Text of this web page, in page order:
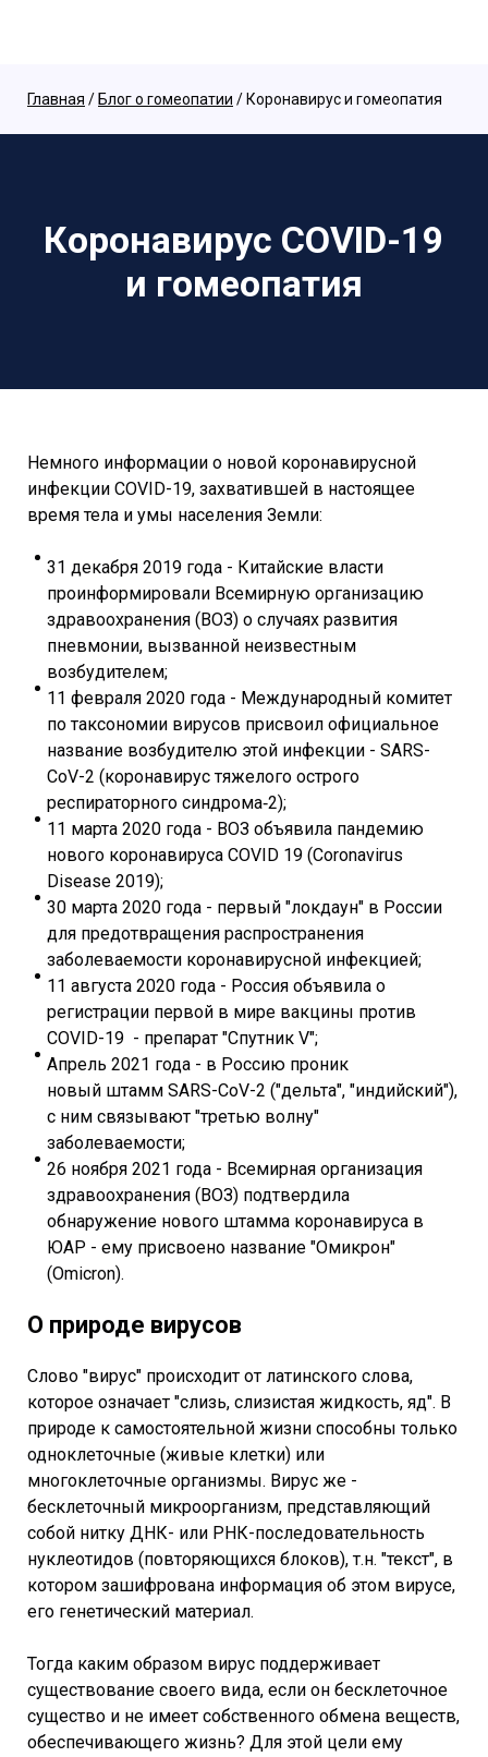
Главная / Блог о гомеопатии / Коронавирус и гомеопатия
Коронавирус COVID-19
и гомеопатия
Немного информации о новой коронавирусной
инфекции COVID-19, захватившей в настоящее
время тела и умы населения Земли:
31 декабря 2019 года - Китайские власти
проинформировали Всемирную организацию
здравоохранения (ВОЗ) о случаях развития
пневмонии, вызванной неизвестным
возбудителем;
11 февраля 2020 года - Международный комитет
по таксономии вирусов присвоил официальное
название возбудителю этой инфекции - SARS-
CoV-2 (коронавирус тяжелого острого
респираторного синдрома‑2);
11 марта 2020 года - ВОЗ объявила пандемию
нового коронавируса COVID 19 (Coronavirus
Disease 2019);
30 марта 2020 года - первый "локдаун" в России
для предотвращения распространения
заболеваемости коронавирусной инфекцией;
11 августа 2020 года - Россия объявила о
регистрации первой в мире вакцины против
COVID-19 - препарат "Спутник V";
Апрель 2021 года - в Россию проник
новый штамм SARS-CoV-2 ("дельта", "индийский"),
с ним связывают "третью волну"
заболеваемости;
26 ноября 2021 года - Всемирная организация
здравоохранения (ВОЗ) подтвердила
обнаружение нового штамма коронавируса в
ЮАР - ему присвоено название "Омикрон"
(Omicron).
О природе вирусов
Слово "вирус" происходит от латинского слова,
которое означает "слизь, слизистая жидкость, яд". В
природе к самостоятельной жизни способны только
одноклеточные (живые клетки) или
многоклеточные организмы. Вирус же -
бесклеточный микроорганизм, представляющий
собой нитку ДНК- или РНК-последовательность
нуклеотидов (повторяющихся блоков), т.н. "текст", в
котором зашифрована информация об этом вирусе,
его генетический материал.
Тогда каким образом вирус поддерживает
существование своего вида, если он бесклеточное
существо и не имеет собственного обмена веществ,
обеспечивающего жизнь? Для этой цели ему